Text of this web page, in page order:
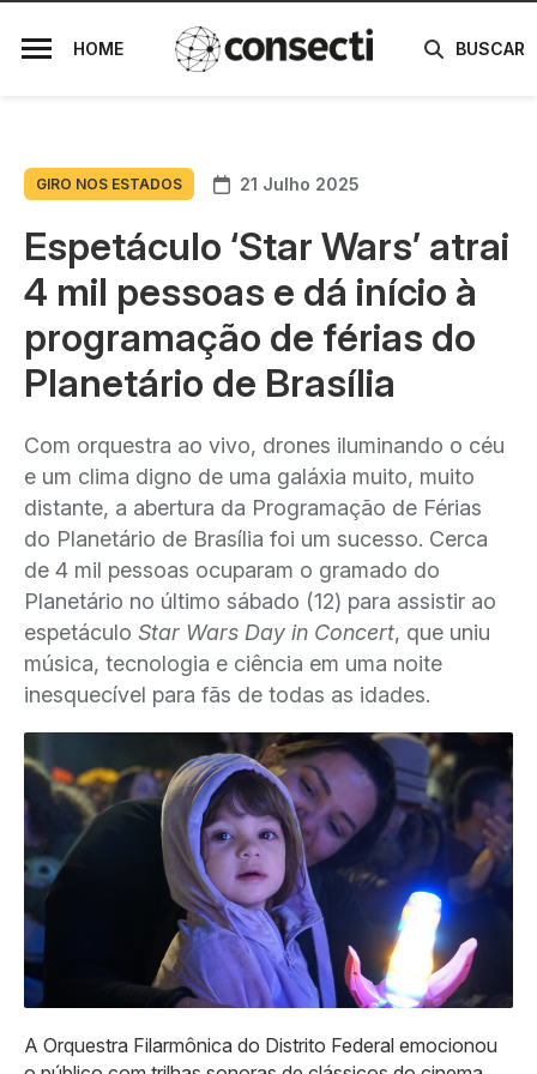
HOME BUSCAR
GIRO NOS ESTADOS 21 Julho 2025
Espetáculo ‘Star Wars’ atrai
4 mil pessoas e dá início à
programação de férias do
Planetário de Brasília
Com orquestra ao vivo, drones iluminando o céu
e um clima digno de uma galáxia muito, muito
distante, a abertura da Programação de Férias
do Planetário de Brasília foi um sucesso. Cerca
de 4 mil pessoas ocuparam o gramado do
Planetário no último sábado (12) para assistir ao
espetáculo Star Wars Day in Concert, que uniu
música, tecnologia e ciência em uma noite
inesquecível para fãs de todas as idades.
A Orquestra Filarmônica do Distrito Federal emocionou